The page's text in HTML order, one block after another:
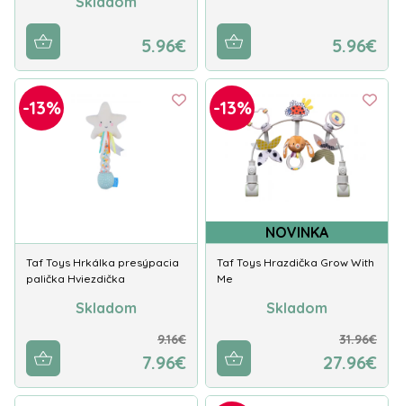
5.96€ 5.96€
-13%
Taf Toys Hrkálka presýpacia
palička Hviezdička
Skladom
9.16€
7.96€
-13%
NOVINKA
Taf Toys Hrazdička Grow With
Me
Skladom
31.96€
27.96€